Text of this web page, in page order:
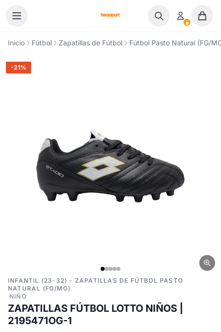
Inicio Fútbol Zapatillas de Fútbol Fútbol Pasto Natural (FG/
-21%
INFANTIL (23-32) - ZAPATILLAS DE FÚTBOL PASTO
NATURAL (FG/MG)
·NIÑO
ZAPATILLAS FÚTBOL LOTTO NIÑOS |
2195471OG-1